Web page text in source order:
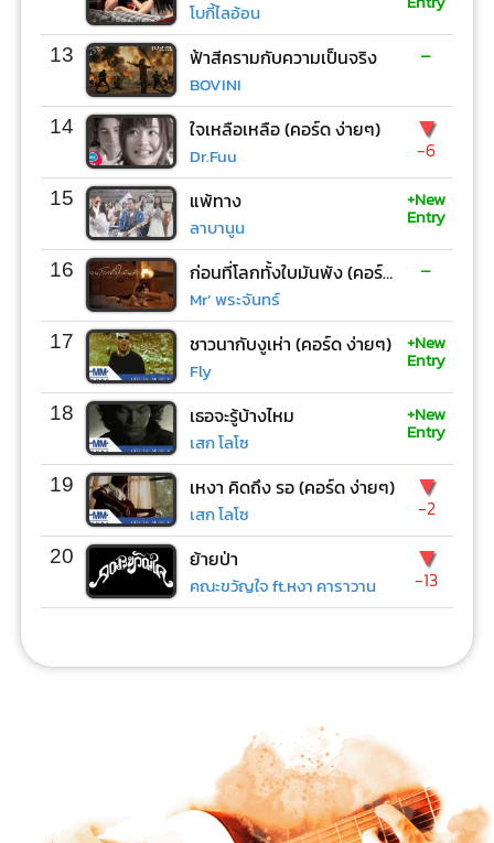
โบกี้ไลอ้อน
13 ฟ้าสีครามกับความเป็นจริง
BOVINI
-
14 ใจเหลือเหลือ (คอร์ด ง่ายๆ)
Dr.Fuu
▼
-6
15 แพ้ทาง
ลาบานูน
+New
Entry
16 ก่อนที่โลกทั้งใบมันพัง (คอร์ด ง่ายๆ)
Mr’ พระจันทร์
-
17 ชาวนากับงูเห่า (คอร์ด ง่ายๆ)
Fly
+New
Entry
18 เธอจะรู้บ้างไหม
เสก โลโซ
+New
Entry
19 เหงา คิดถึง รอ (คอร์ด ง่ายๆ)
เสก โลโซ
▼
-2
20 ย้ายป่า
คณะขวัญใจ ft.หงา คาราวาน
▼
-13